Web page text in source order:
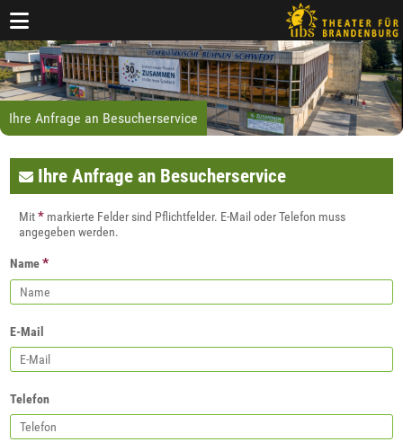
Ihre Anfrage an Besucherservice
Ihre Anfrage an Besucherservice
Mit* markierte Felder sind Pflichtfelder. E-Mail oder Telefon muss
angegeben werden.
Name*
E-Mail
Telefon